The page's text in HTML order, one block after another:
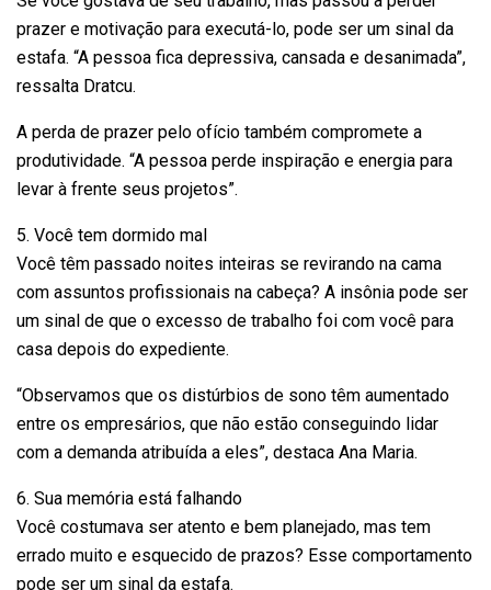
prazer e motivação para executá-lo, pode ser um sinal da
estafa. “A pessoa fica depressiva, cansada e desanimada”,
ressalta Dratcu.
A perda de prazer pelo ofício também compromete a
produtividade. “A pessoa perde inspiração e energia para
levar à frente seus projetos”.
5. Você tem dormido mal
Você têm passado noites inteiras se revirando na cama
com assuntos profissionais na cabeça? A insônia pode ser
um sinal de que o excesso de trabalho foi com você para
casa depois do expediente.
“Observamos que os distúrbios de sono têm aumentado
entre os empresários, que não estão conseguindo lidar
com a demanda atribuída a eles”, destaca Ana Maria.
6. Sua memória está falhando
Você costumava ser atento e bem planejado, mas tem
errado muito e esquecido de prazos? Esse comportamento
pode ser um sinal da estafa.